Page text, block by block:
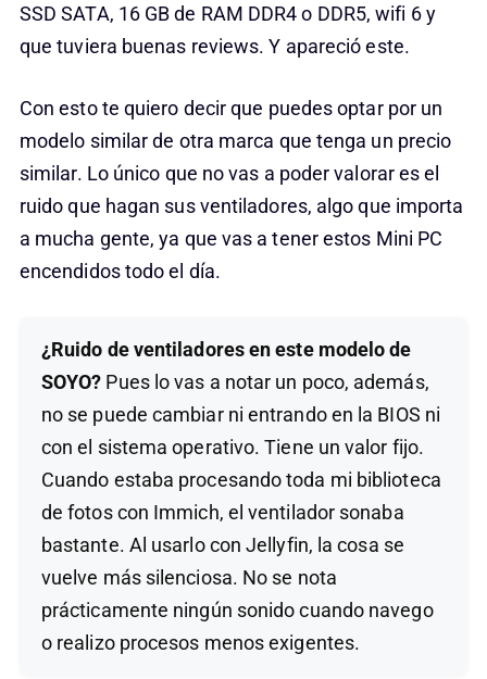
SSD SATA, 16 GB de RAM DDR4 o DDR5, wifi 6 y
que tuviera buenas reviews. Y apareció este.
Con esto te quiero decir que puedes optar por un
modelo similar de otra marca que tenga un precio
similar. Lo único que no vas a poder valorar es el
ruido que hagan sus ventiladores, algo que importa
a mucha gente, ya que vas a tener estos Mini PC
encendidos todo el día.
¿Ruido de ventiladores en este modelo de
SOYO? Pues lo vas a notar un poco, además,
no se puede cambiar ni entrando en la BIOS ni
con el sistema operativo. Tiene un valor fijo.
Cuando estaba procesando toda mi biblioteca
de fotos con Immich, el ventilador sonaba
bastante. Al usarlo con Jellyfin, la cosa se
vuelve más silenciosa. No se nota
prácticamente ningún sonido cuando navego
o realizo procesos menos exigentes.